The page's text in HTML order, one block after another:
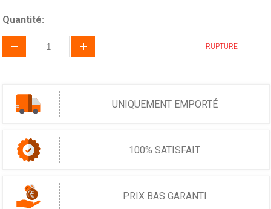
Quantité:
RUPTURE
UNIQUEMENT EMPORTÉ
100% SATISFAIT
PRIX BAS GARANTI